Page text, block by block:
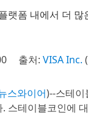
랫폼 내에서 더
출처: VISA Inc.
스와이어)--스테
스테이블코인에